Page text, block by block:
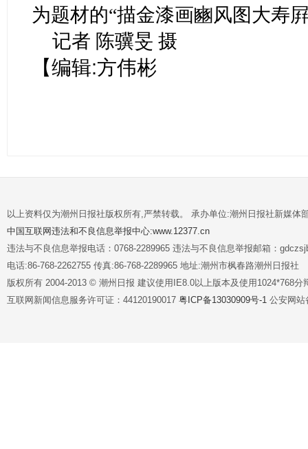
为题材的“描金漆画豳风图大寿
记者 陈骥旻 摄
【编辑:方伟彬
以上资料仅为潮州日报社版权所有,严禁转载。 承办单位:潮州日报社新媒体
中国互联网违法和不良信息举报中心:www.12377.cn
违法与不良信息举报电话：0768-2289965 违法与不良信息举报邮箱：
电话:86-768-2262755 传真:86-768-2289965 地址:潮州市枫春路潮州日报社
版权所有 2004-2013 © 潮州日报 建议使用IE8.0以上版本及使用1024*768分
互联网新闻信息服务许可证：44120190017 粤ICP备13030909号-1 公安网站